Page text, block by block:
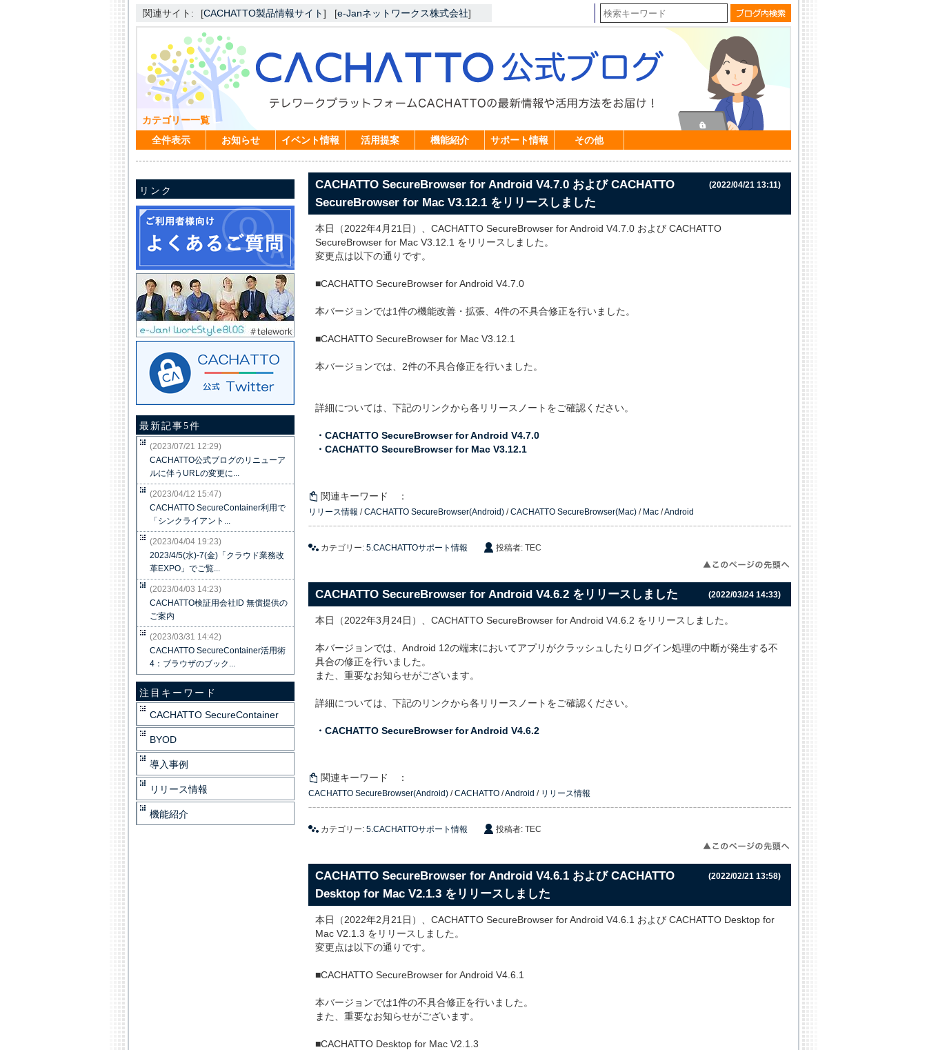
関連サイト: [CACHATTO製品情報サイト] [e-Janネットワークス株式会社]
カテゴリー一覧
全件表示
お知らせ イベント情報 活用提案 機能紹介 サポート情報 その他
(2022/04/21 13:11)
CACHATTO SecureBrowser for Android V4.7.0 および CACHATTO
SecureBrowser for Mac V3.12.1 をリリースしました
本日（2022年4月21日）、CACHATTO SecureBrowser for Android V4.7.0 および CACHATTO
SecureBrowser for Mac V3.12.1 をリリースしました。
変更点は以下の通りです。
■CACHATTO SecureBrowser for Android V4.7.0
本バージョンでは1件の機能改善・拡張、4件の不具合修正を行いました。
■CACHATTO SecureBrowser for Mac V3.12.1
本バージョンでは、2件の不具合修正を行いました。
詳細については、下記のリンクから各リリースノートをご確認ください。
・CACHATTO SecureBrowser for Android V4.7.0
・CACHATTO SecureBrowser for Mac V3.12.1
関連キーワード ：
リリース情報 /CACHATTO SecureBrowser(Android) /CACHATTO SecureBrowser(Mac) / Mac /Android
カテゴリー: 5.CACHATTOサポート情報 投稿者: TEC
(2022/03/24 14:33)
CACHATTO SecureBrowser for Android V4.6.2 をリリースしました
本日（2022年3月24日）、CACHATTO SecureBrowser for Android V4.6.2 をリリースしました。
本バージョンでは、Android 12の端末においてアプリがクラッシュしたりログイン処理の中断が発生する不
具合の修正を行いました。
また、重要なお知らせがございます。
詳細については、下記のリンクから各リリースノートをご確認ください。
・CACHATTO SecureBrowser for Android V4.6.2
関連キーワード ：
CACHATTO SecureBrowser(Android) /CACHATTO /Android / リリース情報
カテゴリー: 5.CACHATTOサポート情報 投稿者: TEC
(2022/02/21 13:58)
CACHATTO SecureBrowser for Android V4.6.1 および CACHATTO
Desktop for Mac V2.1.3 をリリースしました
本日（2022年2月21日）、CACHATTO SecureBrowser for Android V4.6.1 および CACHATTO Desktop for
Mac V2.1.3 をリリースしました。
変更点は以下の通りです。
■CACHATTO SecureBrowser for Android V4.6.1
本バージョンでは1件の不具合修正を行いました。
また、重要なお知らせがございます。
■CACHATTO Desktop for Mac V2.1.3
リンク
最新記事5件
(2023/07/21 12:29)
CACHATTO公式ブログのリニューア
ルに伴うURLの変更に...
(2023/04/12 15:47)
CACHATTO SecureContainer利用で
「シンクライアント...
(2023/04/04 19:23)
2023/4/5(水)-7(金)「クラウド業務改
革EXPO」でご覧...
(2023/04/03 14:23)
CACHATTO検証用会社ID 無償提供の
ご案内
(2023/03/31 14:42)
CACHATTO SecureContainer活用術
4：ブラウザのブック...
注目キーワード
CACHATTO SecureContainer
BYOD
導入事例
リリース情報
機能紹介